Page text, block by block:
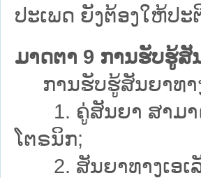
ປະເພດ ຍັງຕ້ອງໃຫ້ປ
ມາດຕາ 9 ການຮັບຮູ້ສັ
ການຮັບຮູ້ສັນຍາທາງ
1. ຄູ່ສັນຍາ ສາມາດ
ໂຕຣນິກ;
2. ສັນຍາທາງເອເ